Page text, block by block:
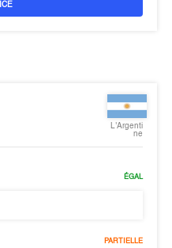
L'Argenti
ne
ÉGAL
PARTIELLE